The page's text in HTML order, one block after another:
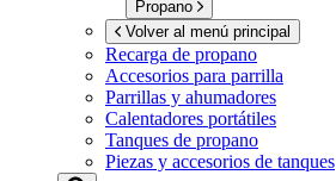
Propano
Volver al menú principal
Recarga de propano
Accesorios para parrilla
Parrillas y ahumadores
Calentadores portátiles
Tanques de propano
Piezas y accesorios de tanques